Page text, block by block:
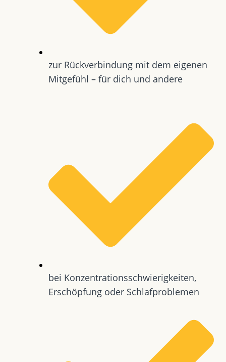
zur Rückverbindung mit dem eigenen
Mitgefühl – für dich und andere
bei Konzentrationsschwierigkeiten,
Erschöpfung oder Schlafproblemen